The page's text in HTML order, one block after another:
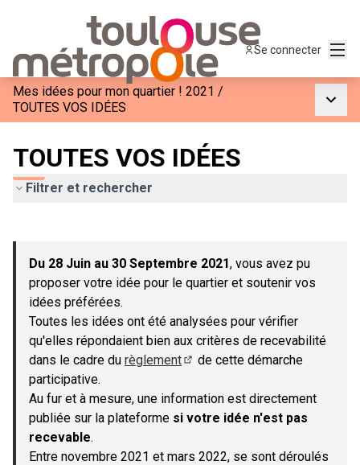
Se connecter
Mes idées pour mon quartier ! 2021 /
TOUTES VOS IDÉES
TOUTES VOS IDÉES
Filtrer et rechercher
−
Du 28 Juin au 30 Septembre 2021, vous avez pu
proposer votre idée pour le quartier et soutenir vos
idées préférées.
Toutes les idées ont été analysées pour vérifier
qu'elles répondaient bien aux critères de recevabilité
dans le cadre du règlement
de cette démarche
participative.
Au fur et à mesure, une information est directement
publiée sur la plateforme si votre idée n'est pas
recevable.
Entre novembre 2021 et mars 2022, se sont déroulés